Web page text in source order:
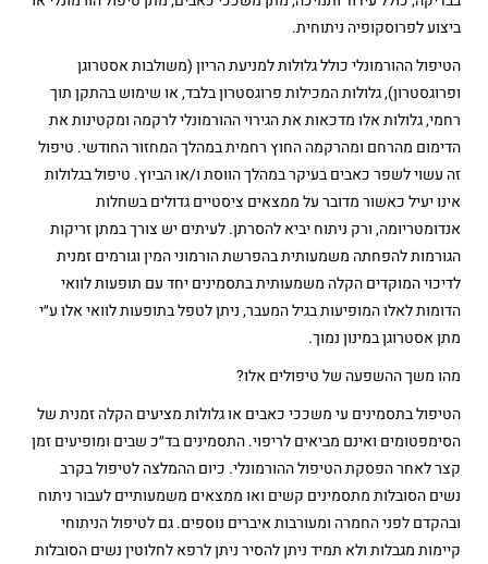
ביצוע לפרוסקופיה ניתוחית.
הטיפול ההורמונלי כולל גלולות למניעת הריון (משולבות אסטרוגן
ופרוגסטרון), גלולות המכילות פרוגסטרון בלבד, או שימוש בהתקן תוך
רחמי, גלולות אלו מדכאות את הגירוי ההורמונלי לרקמה ומקטינות את
הדימום מהרחם ומהרקמה החוץ רחמית במהלך המחזור החודשי. טיפול
זה עשוי לשפר כאבים בעיקר במהלך הווסת ו/או הביוץ. טיפול בגלולות
אינו יעיל כאשור מדובר על ממצאים ציסטיים גדולים בשחלות
אנדומטריומה, ורק ניתוח יביא להסרתן. לעיתים יש צורך במתן זריקות
הגורמות להפחתה משמעותית בהפרשת הורמוני המין וגורמים זמנית
לדיכוי המוקדים הקלה משמעותית בתסמינים יחד עם תופעות לוואי
הדומות לאלו המופיעות בגיל המעבר, ניתן לטפל בתופעות לוואי אלו ע״י
מתן אסטרוגן במינון נמוך.
מהו משך ההשפעה של טיפולים אלו?
הטיפול בתסמינים עי משככי כאבים או גלולות מציעים הקלה זמנית של
הסימפטומים ואינם מביאים לריפוי. התסמינים בד״כ שבים ומופיעים זמן
קצר לאחר הפסקת הטיפול ההורמונלי. כיום ההמלצה לטיפול בקרב
נשים הסובלות מתסמינים קשים ואו ממצאים משמעותיים לעבור ניתוח
ובהקדם לפני החמרה ומעורבות איברים נוספים. גם לטיפול הניתוחי
קיימות מגבלות ולא תמיד ניתן להסיר ניתן לרפא לחלוטין נשים הסובלות